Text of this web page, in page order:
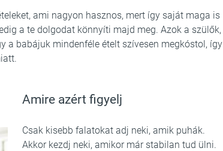
ami nagyon hasznos, mert így saját maga is
a te dolgodat könnyíti majd meg. Azok a szülők,
a babájuk mindenféle ételt szívesen megkóstol, így
Amire azért figyelj
Csak kisebb falatokat adj neki, amik puhák.
Akkor kezdj neki, amikor már stabilan tud ülni.